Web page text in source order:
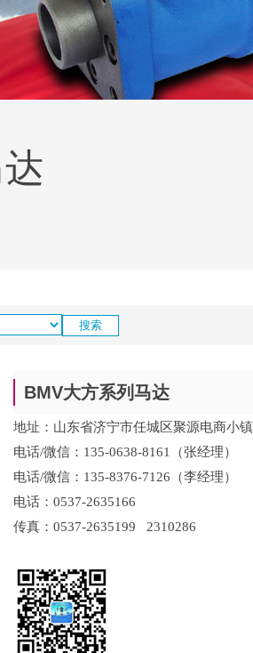
BMV大方系列马达
地址：山东省济宁市任城区聚源电商小
电话/微信：135-0638-8161（张经理）
电话/微信：135-8376-7126（李经理）
电话：0537-2635166
传真：0537-2635199 2310286